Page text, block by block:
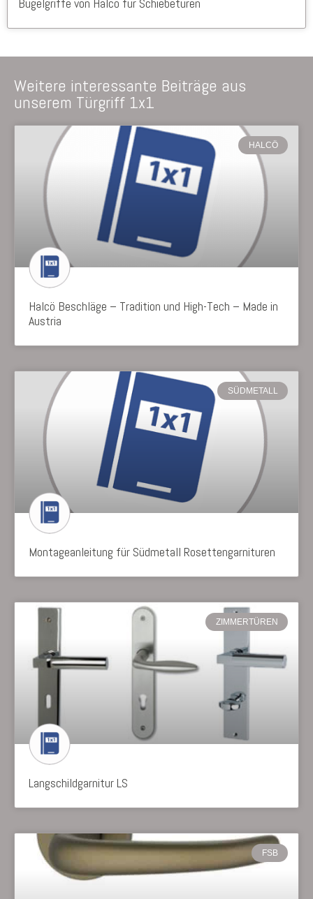
Weitere interessante Beiträge aus
unserem Türgriff 1x1
HALCÖ
Halcö Beschläge – Tradition und High-Tech – Made in
Austria
SÜDMETALL
Montageanleitung für Südmetall Rosettengarnituren
ZIMMERTÜREN
Langschildgarnitur LS
FSB